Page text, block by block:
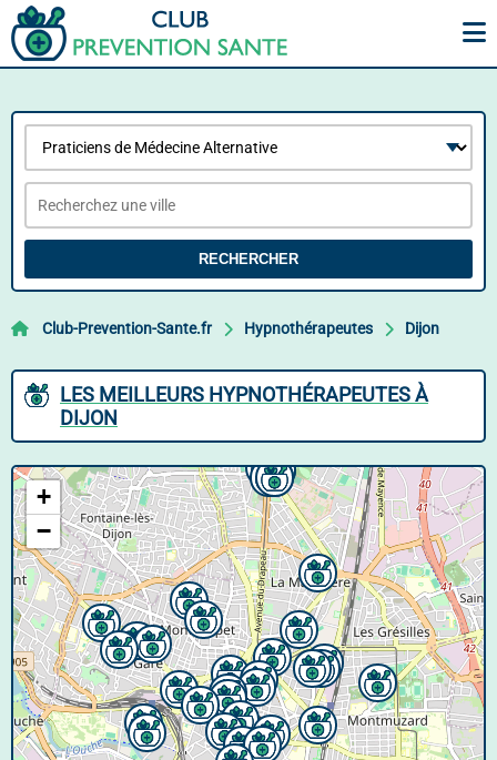
RECHERCHER
Club-Prevention-Sante.fr Hypnothérapeutes Dijon
LES MEILLEURS HYPNOTHÉRAPEUTES À
DIJON
+
−